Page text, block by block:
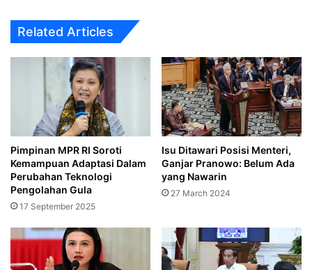
Pengembalian
Dana
Apartemen
Related Articles
Pimpinan MPR RI Soroti
Kemampuan Adaptasi Dalam
Perubahan Teknologi
Pengolahan Gula
17 September 2025
Isu Ditawari Posisi Menteri,
Ganjar Pranowo: Belum Ada
yang Nawarin
27 March 2024